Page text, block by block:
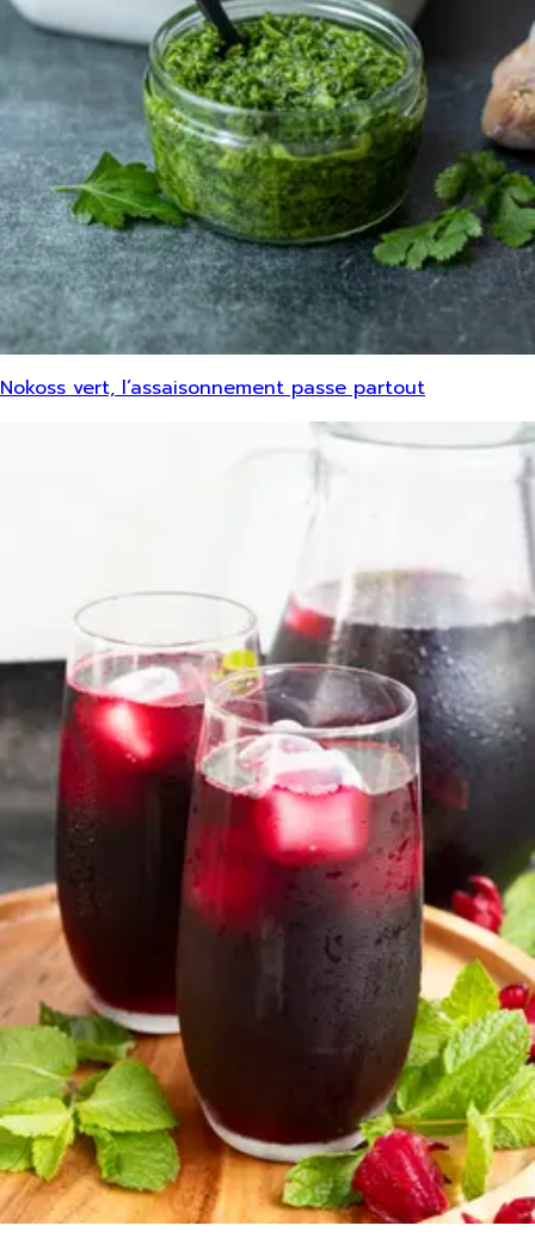
Nokoss vert, l’assaisonnement passe partout